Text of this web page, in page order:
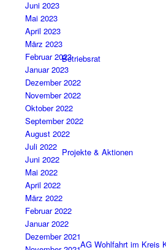
Betriebsrat
Projekte & Aktionen
AG Wohlfahrt im Kreis
Juni 2023
Mai 2023
April 2023
März 2023
Februar 2023
Januar 2023
Dezember 2022
November 2022
Oktober 2022
September 2022
August 2022
Juli 2022
Juni 2022
Mai 2022
April 2022
März 2022
Februar 2022
Januar 2022
Dezember 2021